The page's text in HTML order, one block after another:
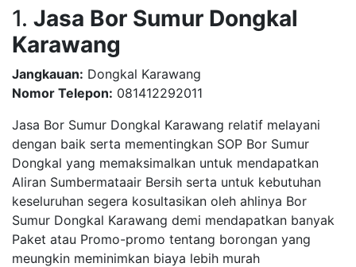
1. Jasa Bor Sumur Dongkal
Karawang
Jangkauan: Dongkal Karawang
Nomor Telepon: 081412292011
Jasa Bor Sumur Dongkal Karawang relatif melayani
dengan baik serta mementingkan SOP Bor Sumur
Dongkal yang memaksimalkan untuk mendapatkan
Aliran Sumbermataair Bersih serta untuk kebutuhan
keseluruhan segera kosultasikan oleh ahlinya Bor
Sumur Dongkal Karawang demi mendapatkan banyak
Paket atau Promo-promo tentang borongan yang
meungkin meminimkan biaya lebih murah